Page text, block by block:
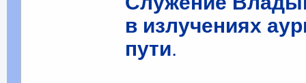
в излучениях
пути.